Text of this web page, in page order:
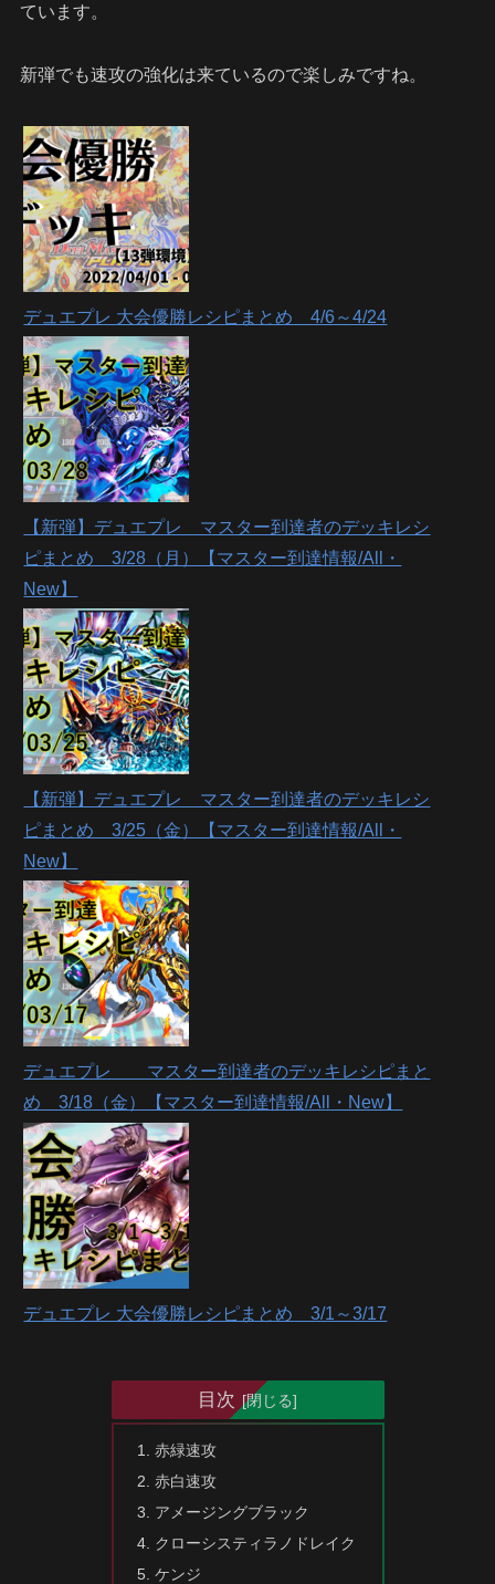
ています。
新弾でも速攻の強化は来ているので楽しみですね。
デュエプレ 大会優勝レシピまとめ 4/6～4/24
【新弾】デュエプレ マスター到達者のデッキレシ
ピまとめ 3/28（月）【マスター到達情報/All・
New】
【新弾】デュエプレ マスター到達者のデッキレシ
ピまとめ 3/25（金）【マスター到達情報/All・
New】
デュエプレ マスター到達者のデッキレシピまと
め 3/18（金）【マスター到達情報/All・New】
デュエプレ 大会優勝レシピまとめ 3/1～3/17
目次
赤緑速攻
赤白速攻
アメージングブラック
クローシスティラノドレイク
ケンジ